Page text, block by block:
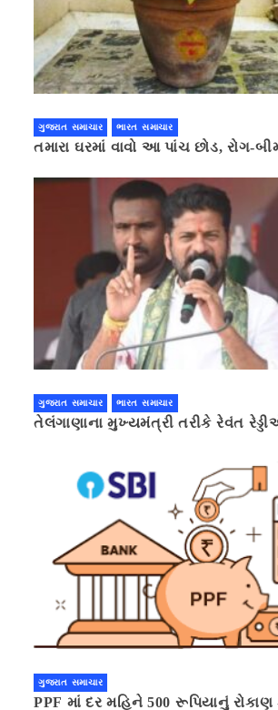
ગુજરાત સમાચાર ભારત સમાચાર
તમારા ઘરમાં વાવો આ પાંચ છોડ, રોગ-
ગુજરાત સમાચાર ભારત સમાચાર
તેલંગાણાના મુખ્યમંત્રી તરીકે રેવંત
ગુજરાત સમાચાર
PPF માં દર મહિને 500 રૂપિયાનું